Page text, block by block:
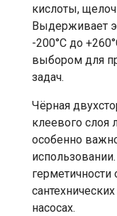
кислоты,
Выдерживает
-200°C до
выбором для
задач.
Чёрная
клеевого слоя
особенно
герметичности
насосах.